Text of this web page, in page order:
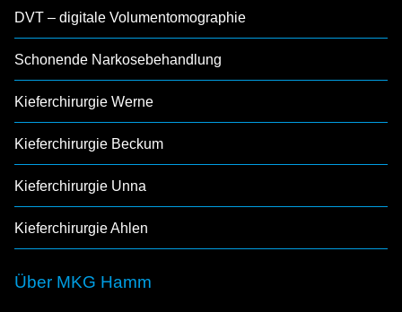
DVT – digitale Volumentomographie
Schonende Narkosebehandlung
Kieferchirurgie Werne
Kieferchirurgie Beckum
Kieferchirurgie Unna
Kieferchirurgie Ahlen
Über MKG Hamm